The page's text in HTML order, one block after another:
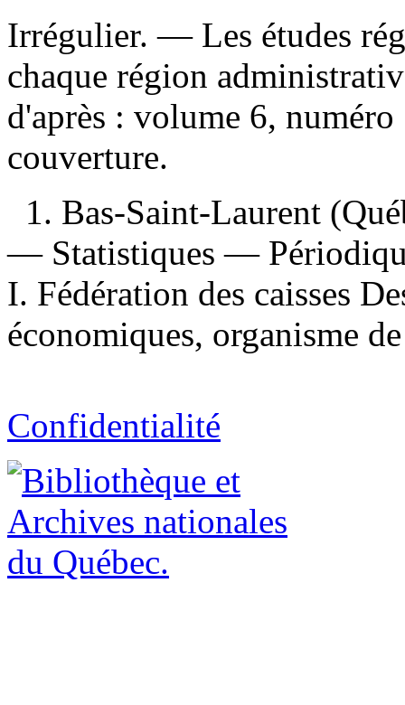
Irrégulier. — Les études
chaque région
d'après : volume 6,
couverture.
1. Bas-Saint-Laurent
— Statistiques —
I. Fédération des caisses
économiques, organisme
Confidentialité